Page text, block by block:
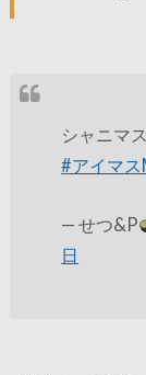
シャニマ
#アイマス
— せつ&P
日